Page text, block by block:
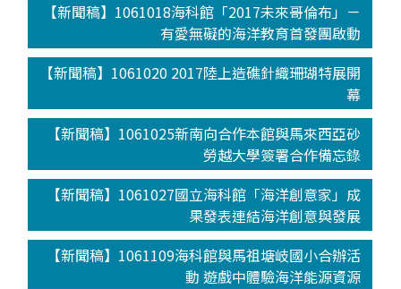
【新聞稿】1061018海科館「2017未來哥倫布」－
有愛無礙的海洋教育首發團啟動
【新聞稿】1061020 2017陸上造礁針織珊瑚特展開
幕
【新聞稿】1061025新南向合作本館與馬來西亞砂
勞越大學簽署合作備忘錄
【新聞稿】1061027國立海科館「海洋創意家」成
果發表連結海洋創意與發展
【新聞稿】1061109海科館與馬祖塘岐國小合辦活
動 遊戲中體驗海洋能源資源